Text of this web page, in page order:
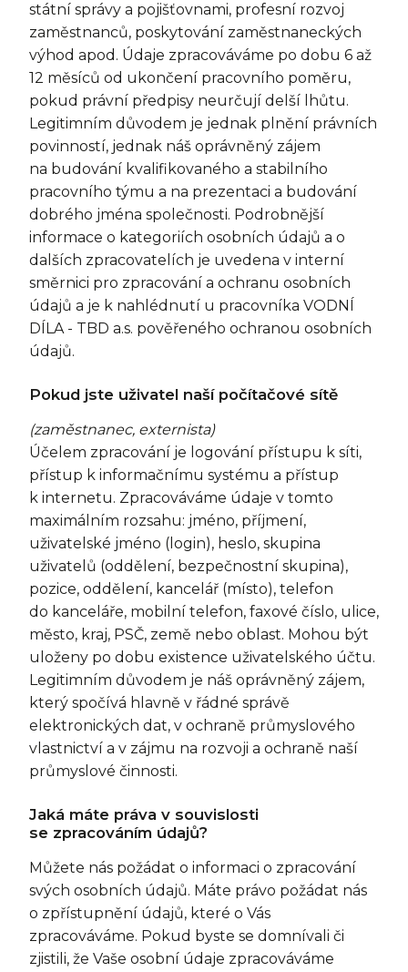
státní správy a pojišťovnami, profesní rozvoj
zaměstnanců, poskytování zaměstnaneckých
výhod apod. Údaje zpracováváme po dobu 6 až
12 měsíců od ukončení pracovního poměru,
pokud právní předpisy neurčují delší lhůtu.
Legitimním důvodem je jednak plnění právních
povinností, jednak náš oprávněný zájem
na budování kvalifikovaného a stabilního
pracovního týmu a na prezentaci a budování
dobrého jména společnosti. Podrobnější
informace o kategoriích osobních údajů a o
dalších zpracovatelích je uvedena v interní
směrnici pro zpracování a ochranu osobních
údajů a je k nahlédnutí u pracovníka VODNÍ
DÍLA - TBD a.s. pověřeného ochranou osobních
údajů.
Pokud jste uživatel naší počítačové sítě
(zaměstnanec, externista)
Účelem zpracování je logování přístupu k síti,
přístup k informačnímu systému a přístup
k internetu. Zpracováváme údaje v tomto
maximálním rozsahu: jméno, příjmení,
uživatelské jméno (login), heslo, skupina
uživatelů (oddělení, bezpečnostní skupina),
pozice, oddělení, kancelář (místo), telefon
do kanceláře, mobilní telefon, faxové číslo, ulice,
město, kraj, PSČ, země nebo oblast. Mohou být
uloženy po dobu existence uživatelského účtu.
Legitimním důvodem je náš oprávněný zájem,
který spočívá hlavně v řádné správě
elektronických dat, v ochraně průmyslového
vlastnictví a v zájmu na rozvoji a ochraně naší
průmyslové činnosti.
Jaká máte práva v souvislosti
se zpracováním údajů?
Můžete nás požádat o informaci o zpracování
svých osobních údajů. Máte právo požádat nás
o zpřístupnění údajů, které o Vás
zpracováváme. Pokud byste se domnívali či
zjistili, že Vaše osobní údaje zpracováváme